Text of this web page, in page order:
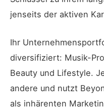
jenseits der aktiven
Ihr
diversifiziert: Musik-
Beauty und Lifestyle.
andere und nutzt
als inhärenten